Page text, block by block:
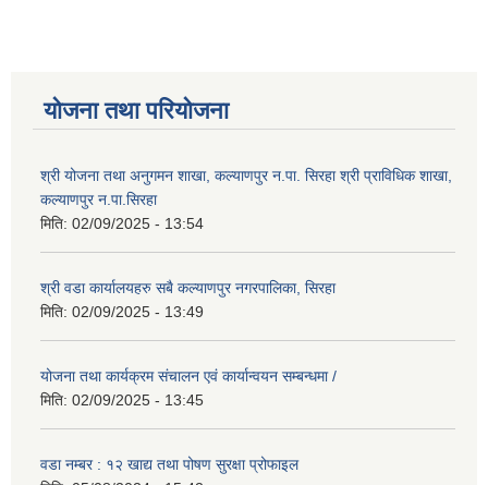
योजना तथा परियोजना
श्री योजना तथा अनुगमन शाखा, कल्याणपुर न.पा. सिरहा श्री प्राविधिक शाखा,
कल्याणपुर न.पा.सिरहा
मिति: 02/09/2025 - 13:54
श्री वडा कार्यालयहरु सबै कल्याणपुर नगरपालिका, सिरहा
मिति: 02/09/2025 - 13:49
योजना तथा कार्यक्रम संचालन एवं कार्यान्वयन सम्बन्धमा /
मिति: 02/09/2025 - 13:45
वडा नम्बर : १२ खाद्य तथा पोषण सुरक्षा प्रोफाइल